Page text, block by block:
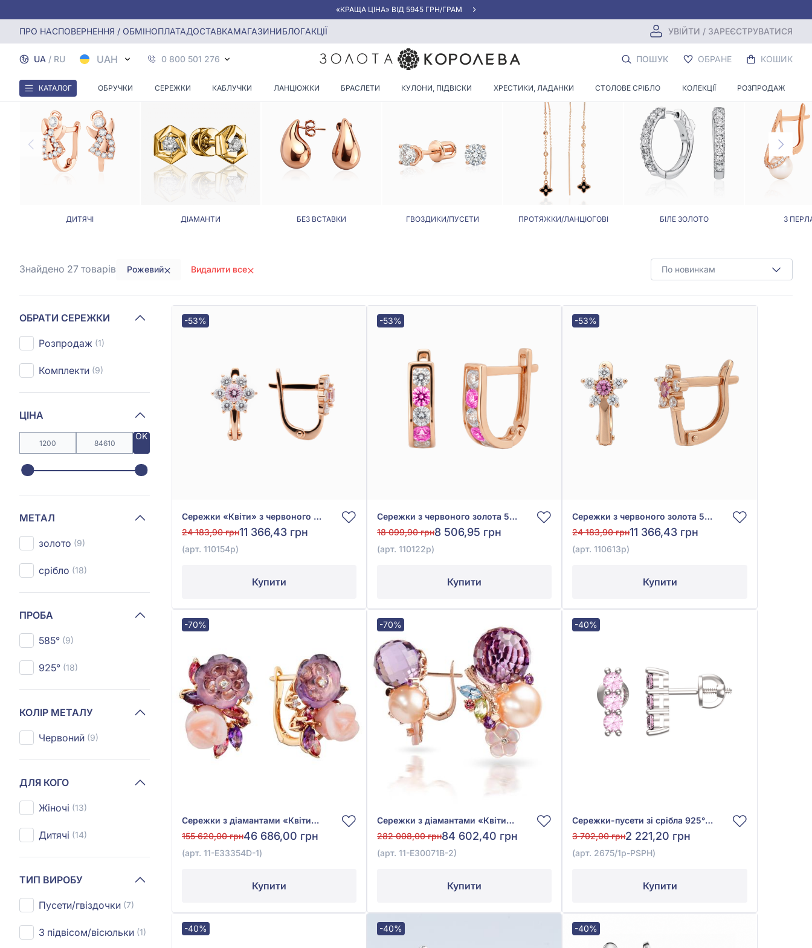
«КРАЩА ЦІНА» ВІД 5945 ГРН/ГРАМ
ПРО НАСПОВЕРНЕННЯ / ОБМІНОПЛАТАДОСТАВКАМАГАЗИНИБЛОГАКЦІЇ УВІЙТИ / ЗАРЕЄСТРУВАТИСЯ
UA / RU UAH 0 800 501 276 ПОШУК ОБРАНЕ КОШИК
КАТАЛОГ ОБРУЧКИ СЕРЕЖКИ КАБЛУЧКИ ЛАНЦЮЖКИ БРАСЛЕТИ КУЛОНИ, ПІДВІСКИ ХРЕСТИКИ, ЛАДАНКИ СТОЛОВЕ СРІБЛО КОЛЕКЦІЇ РОЗПРОДАЖ
Головна Сережки Сережки з рожевим камінням
СЕРЕЖКИ З РОЖЕВИМ КАМІННЯМ
ДИТЯЧІ ДІАМАНТИ БЕЗ ВСТАВКИ ГВОЗДИКИ/ПУСЕТИ ПРОТЯЖКИ/ЛАНЦЮГОВІ БІЛЕ ЗОЛОТО З
По новинкам
Знайдено 27 товарів Рожевий Видалити все
ОБРАТИ СЕРЕЖКИ
Розпродаж (1)
Комплекти (9)
ЦІНА
OK
МЕТАЛ
золото (9)
срібло (18)
ПРОБА
585° (9)
925° (18)
КОЛІР МЕТАЛУ
Червоний (9)
ДЛЯ КОГО
Жіночі (13)
Дитячі (14)
ТИП ВИРОБУ
Пусети/гвіздочки (7)
З підвісом/вісюльки (1)
-53%
Сережки «Квіти» з червоного золота 585° з рожевим та білим фіанітом, арт. 110154р
24 183,90 грн11 366,43 грн
(арт. 110154р)
Купити
-53%
Сережки з червоного золота 585° з рожевим та білим фіанітом/куб.цирконієм, арт. 110122р
18 099,90 грн8 506,95 грн
(арт. 110122р)
Купити
-53%
Сережки з червоного золота 585° з рожевим та білим фіанітом/куб.цирконієм, арт. 110613р
24 183,90 грн11 366,43 грн
(арт. 110613р)
Купити
-70%
Сережки з діамантами «Квіти» з червоного золота 585° з діамантом 0,07ct, аметистом 4,26ct, рожевим топазом 0,78ct, гранатом родолітом 0,09ct, рожевим опалом 3,81ct, арт. 11-E33354D-1
155 620,00 грн46 686,00 грн
(арт. 11-E33354D-1)
Купити
-70%
Сережки з діамантами «Квіти» з червоного золота 585° з діамантом 0,02ct, топазом блакитним 0,26ct, перлиною культ.прісн., аметистом 21,02ct, топазом рожевим 0,09ct, хризолітом 0,3ct та перламутром 1,04ct, арт. 11-Е30071В-2
282 008,00 грн84 602,40 грн
(арт. 11-Е30071В-2)
Купити
-40%
Сережки-пусети зі срібла 925° з Рожевим Сапфіром, арт. 2675/1р-PSPH
3 702,00 грн2 221,20 грн
(арт. 2675/1р-PSPH)
Купити
-40% -40% -40%